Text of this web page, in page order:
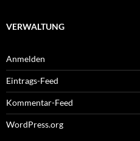
VERWALTUNG
Anmelden
Eintrags-Feed
Kommentar-Feed
WordPress.org